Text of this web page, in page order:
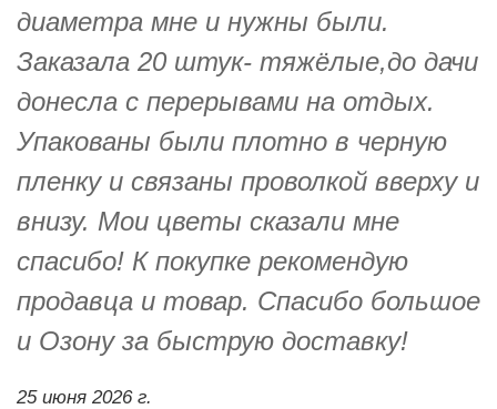
диаметра мне и нужны были.
Заказала 20 штук- тяжёлые,до дачи
донесла с перерывами на отдых.
Упакованы были плотно в черную
пленку и связаны проволкой вверху и
внизу. Мои цветы сказали мне
спасибо! К покупке рекомендую
продавца и товар. Спасибо большое
и Озону за быструю доставку!
25 июня 2026 г.